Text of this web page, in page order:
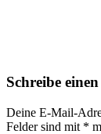
Schreibe
Deine E-Mail-
Felder sind mit *